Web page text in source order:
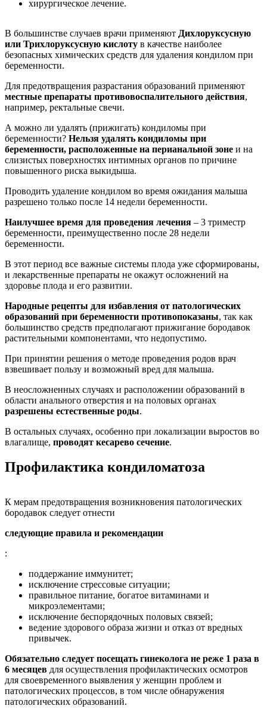
хирургическое лечение.
В большинстве случаев врачи применяют Дихлоруксусную
или Трихлоруксусную кислоту в качестве наиболее
безопасных химических средств для удаления кондилом при
беременности.
Для предотвращения разрастания образований применяют
местные препараты противовоспалительного действия,
например, ректальные свечи.
А можно ли удалять (прижигать) кондиломы при
беременности? Нельзя удалять кондиломы при
беременности, расположенные на перианальной зоне и на
слизистых поверхностях интимных органов по причине
повышенного риска выкидыша.
Проводить удаление кондилом во время ожидания малыша
разрешено только после 14 недели беременности.
Наилучшее время для проведения лечения – 3 триместр
беременности, преимущественно после 28 недели
беременности.
В этот период все важные системы плода уже сформированы,
и лекарственные препараты не окажут осложнений на
здоровье плода и его развитии.
Народные рецепты для избавления от патологических
образований при беременности противопоказаны, так как
большинство средств предполагают прижигание бородавок
растительными компонентами, что недопустимо.
При принятии решения о методе проведения родов врач
взвешивает пользу и возможный вред для малыша.
В неосложненных случаях и расположении образований в
области анального отверстия и на половых органах
разрешены естественные роды.
В остальных случаях, особенно при локализации выростов во
влагалище, проводят кесарево сечение.
Профилактика кондиломатоза
К мерам предотвращения возникновения патологических
бородавок следует отнести
следующие правила и рекомендации
:
поддержание иммунитет;
исключение стрессовые ситуации;
правильное питание, богатое витаминами и
микроэлементами;
исключение беспорядочных половых связей;
ведение здорового образа жизни и отказ от вредных
привычек.
Обязательно следует посещать гинеколога не реже 1 раза в
6 месяцев для осуществления профилактических осмотров
для своевременного выявления у женщин проблем и
патологических процессов, в том числе обнаружения
патологических образований.